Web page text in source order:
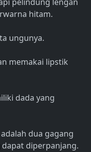
hitam.
ungunya.
memakai lipstik
dada yang
dua gagang
diperpanjang.